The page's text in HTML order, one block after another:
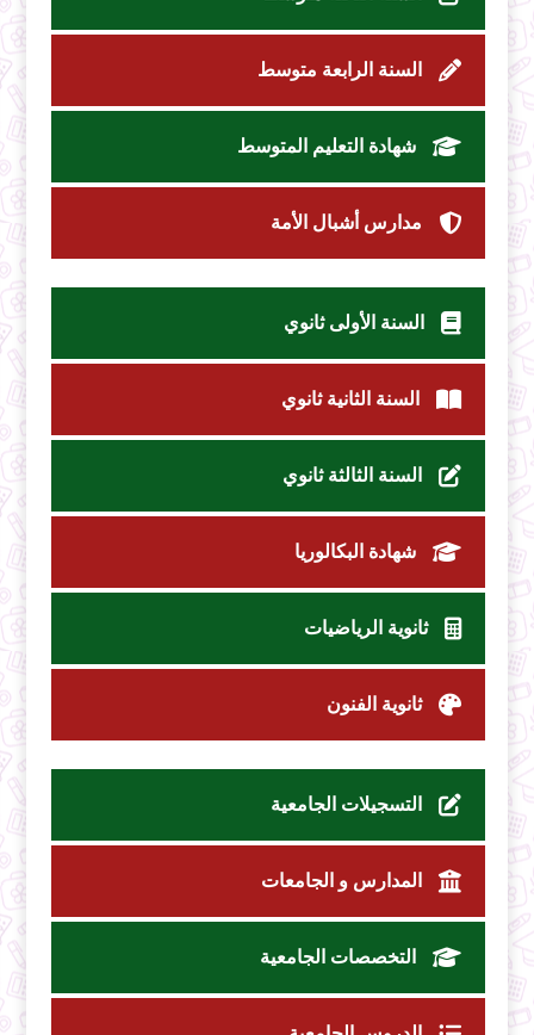
السنة الرابعة متوسط
شهادة التعليم المتوسط
مدارس أشبال الأمة
السنة الأولى ثانوي
السنة الثانية ثانوي
السنة الثالثة ثانوي
شهادة البكالوريا
ثانوية الرياضيات
ثانوية الفنون
التسجيلات الجامعية
المدارس و الجامعات
التخصصات الجامعية